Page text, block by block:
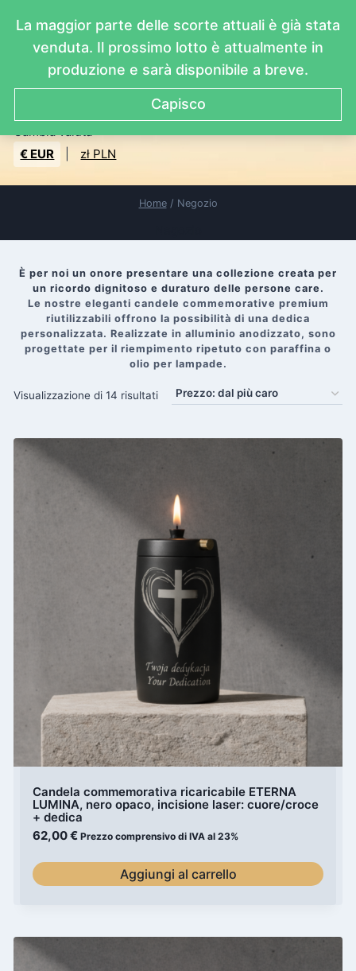
La maggior parte delle scorte attuali è già stata
venduta. Il prossimo lotto è attualmente in
produzione e sarà disponibile a breve.
Capisco
contenuto
PL
DE
ES
Cambia valuta
€ EUR
zł PLN
Home / Negozio
È per noi un onore presentare una collezione creata per
un ricordo dignitoso e duraturo delle persone care.
Le nostre eleganti candele commemorative premium
riutilizzabili offrono la possibilità di una dedica
personalizzata. Realizzate in alluminio anodizzato, sono
progettate per il riempimento ripetuto con paraffina o
olio per lampade.
Visualizzazione di 14 risultatiPrezzo:
più
caro
Candela commemorativa ricaricabile ETERNA
LUMINA, nero opaco, incisione laser: cuore/croce
+ dedica
62,00€ Prezzo comprensivo di IVA al 23%
Aggiungi al carrello